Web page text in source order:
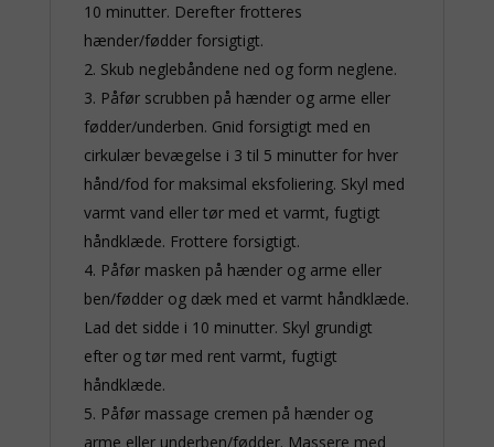
10 minutter. Derefter frotteres
hænder/fødder forsigtigt.
2. Skub neglebåndene ned og form neglene.
3. Påfør scrubben på hænder og arme eller
fødder/underben. Gnid forsigtigt med en
cirkulær bevægelse i 3 til 5 minutter for hver
hånd/fod for maksimal eksfoliering. Skyl med
varmt vand eller tør med et varmt, fugtigt
håndklæde. Frottere forsigtigt.
4. Påfør masken på hænder og arme eller
ben/fødder og dæk med et varmt håndklæde.
Lad det sidde i 10 minutter. Skyl grundigt
efter og tør med rent varmt, fugtigt
håndklæde.
5. Påfør massage cremen på hænder og
arme eller underben/fødder. Massere med